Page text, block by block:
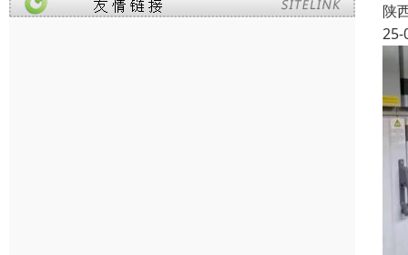
陕
25-